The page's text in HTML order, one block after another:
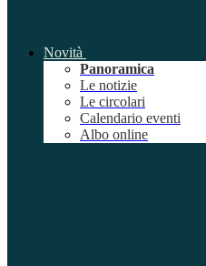
Novità
Panoramica
Le notizie
Le circolari
Calendario eventi
Albo online